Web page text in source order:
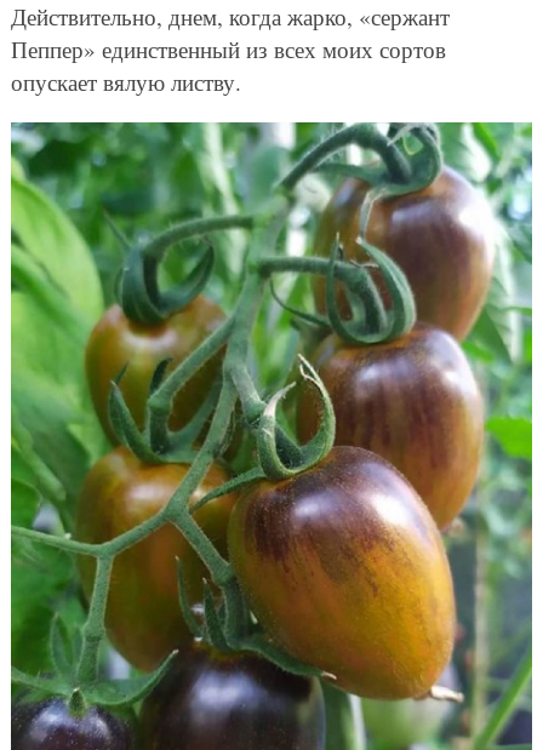
Действительно, днем, когда жарко, «сержант
Пеппер» единственный из всех моих сортов
опускает вялую листву.